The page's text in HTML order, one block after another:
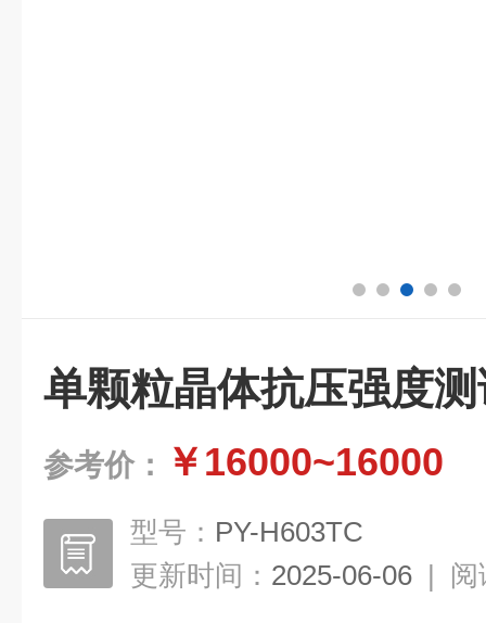
单颗粒晶体抗压强度
参考价： ￥16000~16000
型号： PY-H603TC
更新时间： 2025-06-06 | 阅